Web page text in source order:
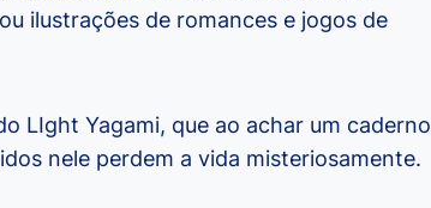
ilustrações de romances e jogos de
LIght Yagami, que ao achar um caderno
nele perdem a vida misteriosamente.